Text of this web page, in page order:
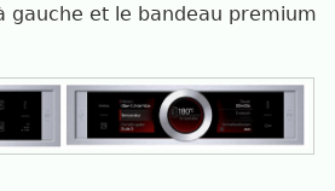
gauche et le bandeau premium